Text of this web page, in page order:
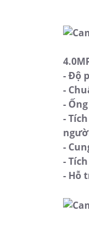
- Độ
-
-
-
-
-
- Hỗ